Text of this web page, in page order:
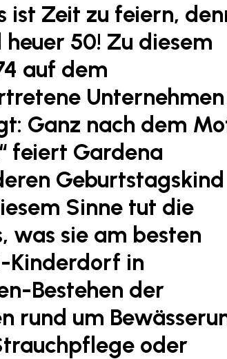
ist Zeit zu feiern,
50! Zu diesem
auf dem
Unternehmen
Ganz nach dem
feiert Gardena
Sinne tut die
was sie am besten
Kinderdorf in
Bestehen der
rund um
oder